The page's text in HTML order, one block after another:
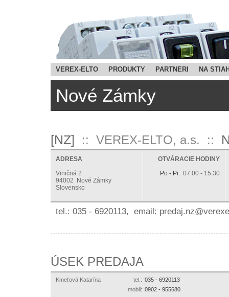
VEREX-ELTO PRODUKTY PARTNERI NA
Nové Zámky
[NZ] :: VEREX-ELTO, a.s. ::
ADRESA
Viničná 2
94002 Nové Zámky
Slovensko
OTVÁRACIE HODINY
Po - Pi: 07:00 - 15:30
tel.: 035 - 6920113, email:
ÚSEK PREDAJA
Kmeťová Katarína
tel.:
mobil:
035 - 6920113
0902 - 955680